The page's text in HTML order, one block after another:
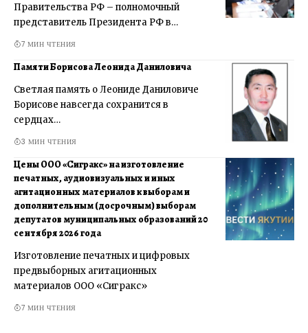
Правительства РФ – полномочный
представитель Президента РФ в…
7 МИН ЧТЕНИЯ
Памяти Борисова Леонида Даниловича
Светлая память о Леониде Даниловиче
Борисове навсегда сохранится в
сердцах…
3 МИН ЧТЕНИЯ
Цены ООО «Сигракс» на изготовление
печатных, аудиовизуальных и иных
агитационных материалов к выборам и
дополнительным (досрочным) выборам
депутатов муниципальных образований 20
сентября 2026 года
Изготовление печатных и цифровых
предвыборных агитационных
материалов ООО «Сигракс»
7 МИН ЧТЕНИЯ